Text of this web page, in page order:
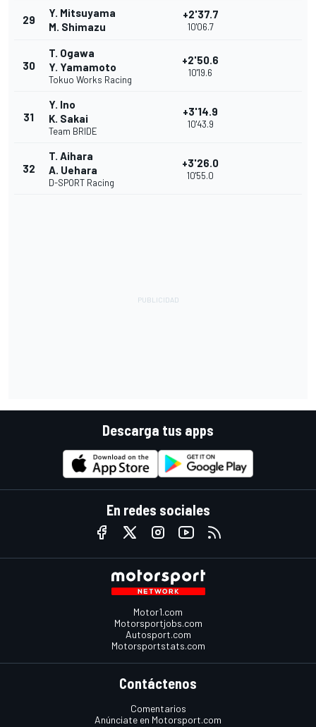
29
Y. Mitsuyama
M. Shimazu
+2'37.7
10'06.7
30
T. Ogawa
Y. Yamamoto
Tokuo Works Racing
+2'50.6
10'19.6
31
Y. Ino
K. Sakai
Team BRIDE
+3'14.9
10'43.9
32
T. Aihara
A. Uehara
D-SPORT Racing
+3'26.0
10'55.0
Descarga tus apps
En redes sociales
Motor1.com
Motorsportjobs.com
Autosport.com
Motorsportstats.com
Contáctenos
Comentarios
Anúnciate en Motorsport.com